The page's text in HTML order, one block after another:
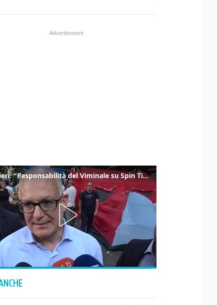
Gualtieri: "Responsabilità del Viminale su Spin Time? La posizione dei partiti è nota"